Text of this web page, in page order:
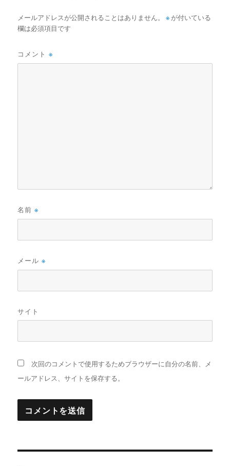
メールアドレスが公開されることはありません。 ※ が付いている
欄は必須項目です
コメント※
名前※
メール※
サイト
次回のコメントで使用するためブラウザーに自分の名前、メ
ールアドレス、サイトを保存する。